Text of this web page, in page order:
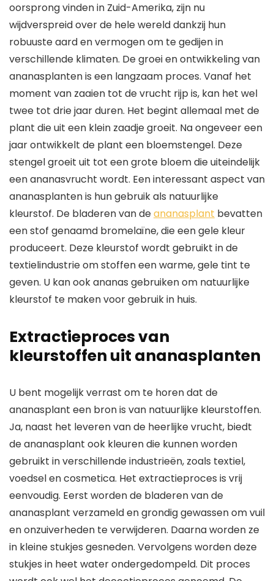
oorsprong vinden in Zuid-Amerika, zijn nu
wijdverspreid over de hele wereld dankzij hun
robuuste aard en vermogen om te gedijen in
verschillende klimaten. De groei en ontwikkeling van
ananasplanten is een langzaam proces. Vanaf het
moment van zaaien tot de vrucht rijp is, kan het wel
twee tot drie jaar duren. Het begint allemaal met de
plant die uit een klein zaadje groeit. Na ongeveer een
jaar ontwikkelt de plant een bloemstengel. Deze
stengel groeit uit tot een grote bloem die uiteindelijk
een ananasvrucht wordt. Een interessant aspect van
ananasplanten is hun gebruik als natuurlijke
kleurstof. De bladeren van deananasplant bevatten
een stof genaamd bromelaïne, die een gele kleur
produceert. Deze kleurstof wordt gebruikt in de
textielindustrie om stoffen een warme, gele tint te
geven. U kan ook ananas gebruiken om natuurlijke
kleurstof te maken voor gebruik in huis.
Extractieproces van
kleurstoffen uit ananasplanten
U bent mogelijk verrast om te horen dat de
ananasplant een bron is van natuurlijke kleurstoffen.
Ja, naast het leveren van de heerlijke vrucht, biedt
de ananasplant ook kleuren die kunnen worden
gebruikt in verschillende industrieën, zoals textiel,
voedsel en cosmetica. Het extractieproces is vrij
eenvoudig. Eerst worden de bladeren van de
ananasplant verzameld en grondig gewassen om vuil
en onzuiverheden te verwijderen. Daarna worden ze
in kleine stukjes gesneden. Vervolgens worden deze
stukjes in heet water ondergedompeld. Dit proces